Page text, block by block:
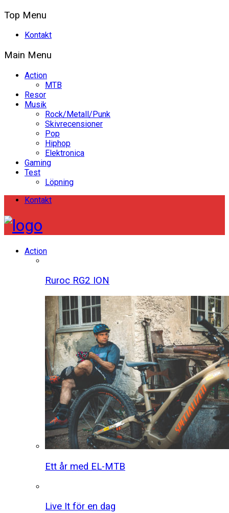
Top Menu
Kontakt
Main Menu
Action
MTB
Resor
Musik
Rock/Metall/Punk
Skivrecensioner
Pop
Hiphop
Elektronica
Gaming
Test
Löpning
Kontakt
Action
Ruroc RG2 ION
Ett år med EL-MTB
Live It för en dag